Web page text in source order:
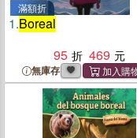
滿額折
1.Boreal
95
469
無庫存